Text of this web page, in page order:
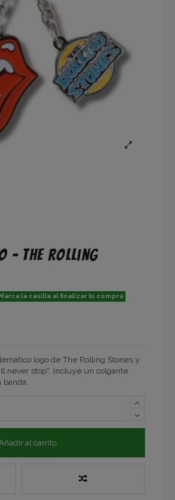
- The Rolling
la casilla al finalizar tu compra
logo de The Rolling Stones y
never stop". Incluye un colgante
banda.
Añadir al carrito